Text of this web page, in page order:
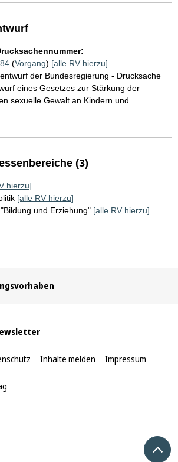
(Vorgang) [alle RV hierzu]
der Bundesregierung - Drucksache
eines Gesetzes zur Stärkung der
sexuelle Gewalt an Kindern und
(3)
hierzu]
[alle RV hierzu]
und Erziehung" [alle RV hierzu]
Inhalte melden Impressum